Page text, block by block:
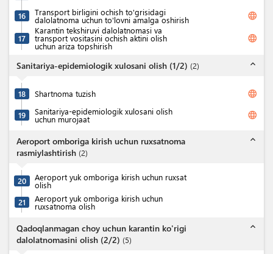
16 Transport birligini ochish to'grisidagi
dalolatnoma uchun to'lovni amalga oshirish language
17
Karantin tekshiruvi dalolatnomasi va
transport vositasini ochish aktini olish
uchun ariza topshirish
language
Sanitariya-epidemiologik xulosani olish (1/2) (2) expand_less
18 Shartnoma tuzish language
19 Sanitariya-epidemiologik xulosani olish
uchun murojaat language
Aeroport omboriga kirish uchun ruxsatnoma
rasmiylashtirish (2)
expand_less
20 Aeroport yuk omboriga kirish uchun ruxsat
olish
21
Aeroport yuk omboriga kirish uchun
ruxsatnoma olish
Qadoqlanmagan choy uchun karantin ko'rigi
dalolatnomasini olish (2/2) (5)
expand_less